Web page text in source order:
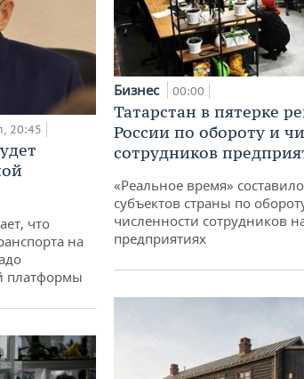
20:45
что
на
платформы
Бизнес 00:00
Татарстан в пятерке
России по обороту и
сотрудников
«Реальное время»
субъектов страны по
численности сотрудников
предприятиях